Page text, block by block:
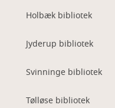
Holbæk bibliotek
Jyderup bibliotek
Svinninge bibliotek
Tølløse bibliotek